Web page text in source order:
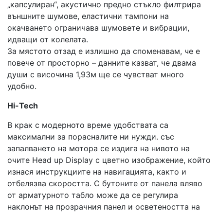
„капсулиран“, акустично предно стъкло филтрира
външните шумове, еластични тампони на
окачването ограничава шумовете и вибрации,
идващи от колелата.
За мястото отзад е излишно да споменавам, че е
повече от просторно – данните казват, че двама
души с височина 1,93м ще се чувстват много
удобно.
Hi-Tech
В крак с модерното време удобствата са
максимални за порасналите ни нужди. със
запалването на мотора се издига на нивото на
очите Head up Display с цветно изображение, който
изнася инструкциите на навигацията, както и
отбелязва скоростта. С бутоните от панела вляво
от арматурното табло може да се регулира
наклонът на прозрачния панел и осветеността на